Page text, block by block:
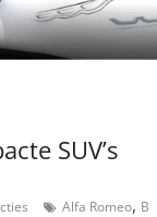
SUV’s
Alfa Romeo, B